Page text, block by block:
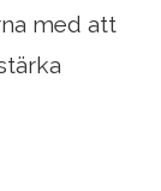
med att